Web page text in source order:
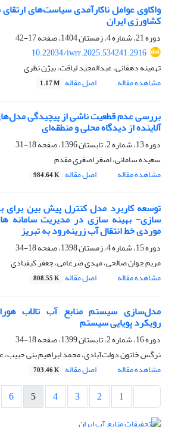
واکاوی عوامل ناکارآمدی سیاست‌های
کشاورزی ایران
دوره 21، شماره 4، زمستان 1404، صفحه
17-42
10.22034/iwrr.2025.534241.2916
تهمینه دهقانی، عبدالمجید لیاقت، بیژن نظری
مشاهده مقاله
اصل مقاله 1.17 M
بررسی عدم قطعیت ناشی از پیچیدگی
آلاینده از دیدگاه محلی و منطقه‌ای
دوره 13، شماره 2، تابستان 1396، صفحه
18-31
سعیده سامانی، اصغر اصغری مقدم
مشاهده مقاله
اصل مقاله 984.64 K
توسعه کاربرد مدل کنترل پیش بین برای
سازی- بهینه سازی در مدیریت سامانه
موردی خط انتقال آب زرینه‌رود به تبریز
دوره 15، شماره 4، زمستان 1398، صفحه
18-34
مریم جوان صالحی، مهدی ضرغامی، جعفر کیقبادی
مشاهده مقاله
اصل مقاله 808.55 K
مدل‌سازی سیستم منابع آب تالاب
رویکرد پویایی سیستم
دوره 16، شماره 2، تابستان 1399، صفحه
18-34
نرگس خاتون دولت‌آبادی، محمد ابراهیم بنی حبیب،
مشاهده مقاله
اصل مقاله 703.46 K
1
2
3
4
5
6